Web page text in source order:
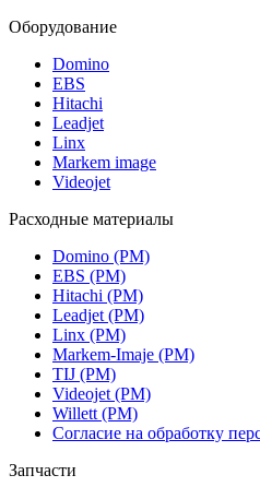
Оборудование
Domino
EBS
Hitachi
Leadjet
Linx
Markem image
Videojet
Расходные материалы
Domino (РМ)
EBS (РМ)
Hitachi (РМ)
Leadjet (РМ)
Linx (РМ)
Markem-Imaje (РМ)
TIJ (РМ)
Videojet (РМ)
Willett (РМ)
Согласие на обработку
Запчасти